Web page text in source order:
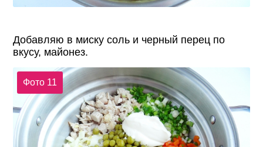
Добавляю в миску соль и черный перец по
вкусу, майонез.
Фото 11